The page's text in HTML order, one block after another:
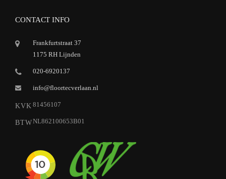
CONTACT INFO
Frankfurtstraat 37
1175 RH Lijnden
020-6920137
info@floortecverlaan.nl
KVK 81456107
BTWNL862100653B01